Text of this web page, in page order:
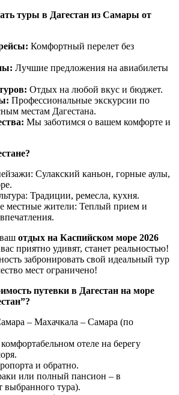
туры в Дагестан из Самары от
Комфортный перелет без
Лучшие предложения на авиабилеты
Отдых на любой вкус и бюджет.
Профессиональные экскурсии по
местам Дагестана.
Мы заботимся о вашем комфорте и
Сулакский каньон, горные аулы,
Традиции, ремесла, кухня.
местные жители: Теплый прием и
отдых на Каспийском море 2026
приятно удивят, станет реальностью!
забронировать свой идеальный тур
мест ограничено!
путевки в Дагестан на море
– Махачкала – Самара (по
отеле на берегу
и обратно.
или полный пансион – в
выбранного тура).